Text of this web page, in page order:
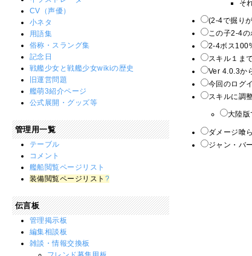
そ
(2-4で掘り
この子2-4
2-4ボス
スキル１ま
Ver 4.0.3か
今回のログ
スキルに調
大陸
ダメージ喰
ジャン・バ
CV（声優）
小ネタ
用語集
俗称・スラング集
記念日
戦艦少女と戦艦少女wikiの歴史
旧運営問題
艦萌3紹介ページ
公式展開・グッズ等
管理用一覧
テーブル
コメント
艦船閲覧ページリスト
装備閲覧ページリスト ?
伝言板
管理掲示板
編集相談板
雑談・情報交換板